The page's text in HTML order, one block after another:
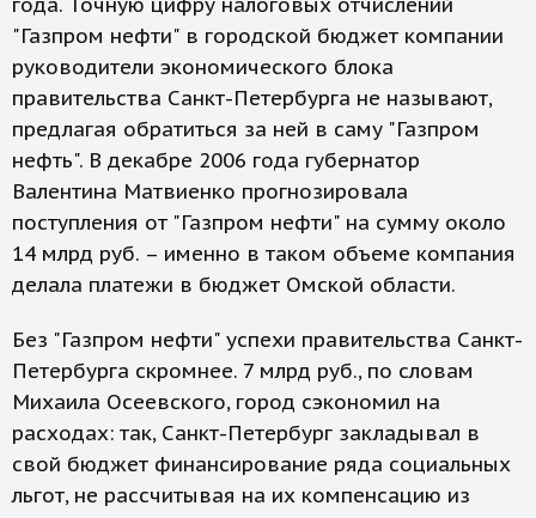
"Газпром нефти" в городской бюджет компании
руководители экономического блока
правительства Санкт-Петербурга не называют,
предлагая обратиться за ней в саму "Газпром
нефть". В декабре 2006 года губернатор
Валентина Матвиенко прогнозировала
поступления от "Газпром нефти" на сумму около
14 млрд руб. – именно в таком объеме компания
делала платежи в бюджет Омской области.
Без "Газпром нефти" успехи правительства Санкт-
Петербурга скромнее. 7 млрд руб., по словам
Михаила Осеевского, город сэкономил на
расходах: так, Санкт-Петербург закладывал в
свой бюджет финансирование ряда социальных
льгот, не рассчитывая на их компенсацию из